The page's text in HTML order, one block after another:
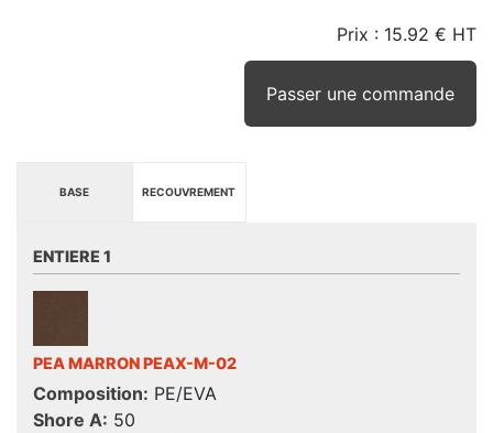
STOCK
Prix : 15.92 € HT
Passer une commande
BASE RECOUVREMENT
ENTIERE 1
PEA MARRON PEAX-M-02
Composition: PE/EVA
Shore A: 50